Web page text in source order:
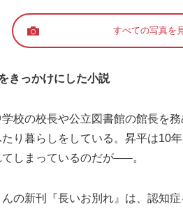
すべての写真を
きっかけにした小説
校の校長や公立図書館の館長を務
り暮らしをしている。昇平は10
しまっているのだが–––。
の新刊『長いお別れ』は、認知